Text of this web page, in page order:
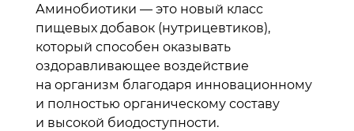
Аминобиотики — это новый класс
пищевых добавок (нутрицевтиков),
который способен оказывать
оздоравливающее воздействие
на организм благодаря инновационному
и полностью органическому составу
и высокой биодоступности.